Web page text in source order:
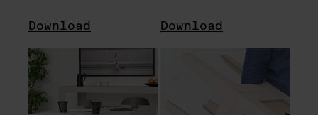
Download Download